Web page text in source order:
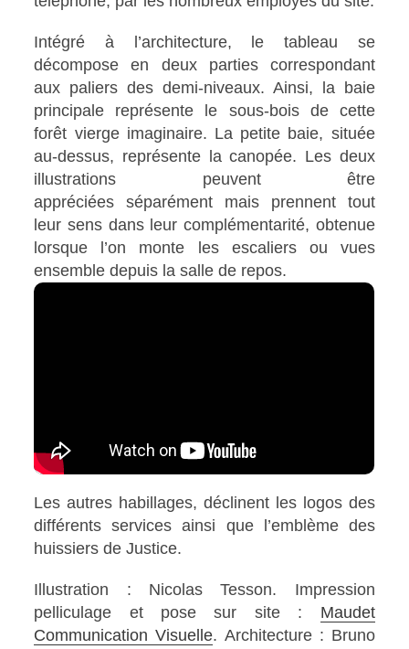
Intégré à l’architecture, le tableau se
décompose en deux parties correspondant
aux paliers des demi-niveaux. Ainsi, la baie
principale représente le sous-bois de cette
forêt vierge imaginaire. La petite baie, située
au-dessus, représente la canopée. Les deux
illustrations peuvent être
appréciées séparément mais prennent tout
leur sens dans leur complémentarité, obtenue
lorsque l’on monte les escaliers ou vues
ensemble depuis la salle de repos.
Les autres habillages, déclinent les logos des
différents services ainsi que l’emblème des
huissiers de Justice.
Illustration : Nicolas Tesson. Impression
pelliculage et pose sur site : Maudet
Communication Visuelle. Architecture : Bruno